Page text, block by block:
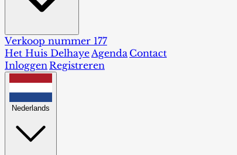
Verkoop nummer 177
Het Huis DelhayeAgenda Contact
InloggenRegistreren
Nederlands